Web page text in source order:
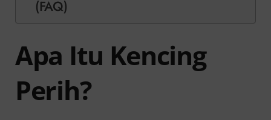
(FAQ)
Apa Itu Kencing
Perih?